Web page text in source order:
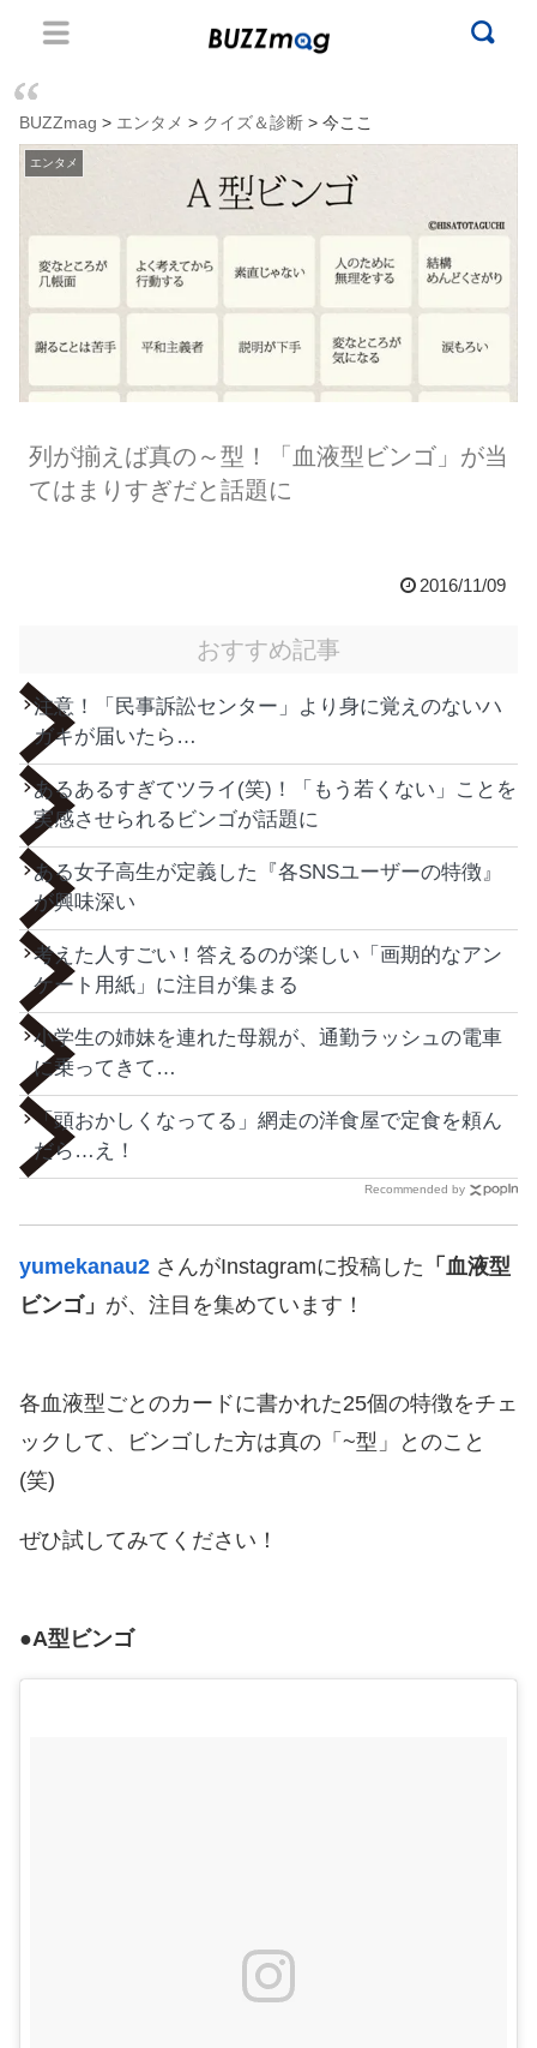
BUZZmag > エンタメ > クイズ＆診断 > 今ここ
エンタメ
列が揃えば真の～型！「血液型ビンゴ」が当
てはまりすぎだと話題に
2016/11/09
おすすめ記事
注意！「民事訴訟センター」より身に覚えのないハ
ガキが届いたら…
あるあるすぎてツライ(笑)！「もう若くない」ことを
実感させられるビンゴが話題に
ある女子高生が定義した『各SNSユーザーの特徴』
が興味深い
考えた人すごい！答えるのが楽しい「画期的なアン
ケート用紙」に注目が集まる
小学生の姉妹を連れた母親が、通勤ラッシュの電車
に乗ってきて…
「頭おかしくなってる」網走の洋食屋で定食を頼ん
だら…え！
Recommended by
yumekanau2 さんがInstagramに投稿した 「血液型
ビンゴ」 が、注目を集めています！
各血液型ごとのカードに書かれた25個の特徴をチェ
ックして、ビンゴした方は真の「~型」とのこと
(笑)
ぜひ試してみてください！
●A型ビンゴ